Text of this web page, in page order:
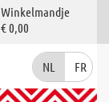
Winkelmandje
€ 0,00
NL FR